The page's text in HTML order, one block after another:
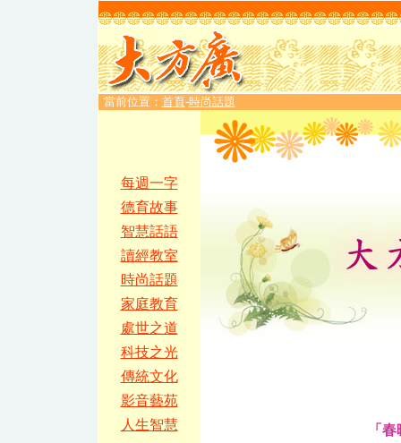
當前位置： 首頁-時尚話題
每週一字
德育故事
智慧話語
讀經教室
時尚話題
家庭教育
處世之道
科技之光
傳統文化
影音藝苑
人生智慧
「